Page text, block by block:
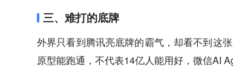
三、难打的底牌
外界只看到腾讯亮底牌的霸气，却看不到这
原型能跑通，不代表14亿人能用好，微信AI